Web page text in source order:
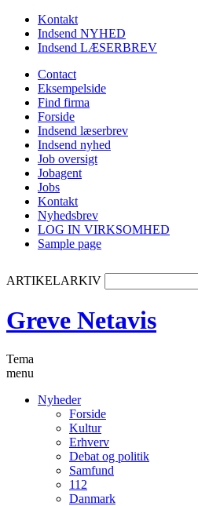
Kontakt
Indsend NYHED
Indsend LÆSERBREV
Contact
Eksempelside
Find firma
Forside
Indsend læserbrev
Indsend nyhed
Job oversigt
Jobagent
Jobs
Kontakt
Nyhedsbrev
LOG IN VIRKSOMHED
Sample page
ARTIKELARKIV
Greve Netavis
Tema
menu
Nyheder
Forside
Kultur
Erhverv
Debat og politik
Samfund
112
Danmark